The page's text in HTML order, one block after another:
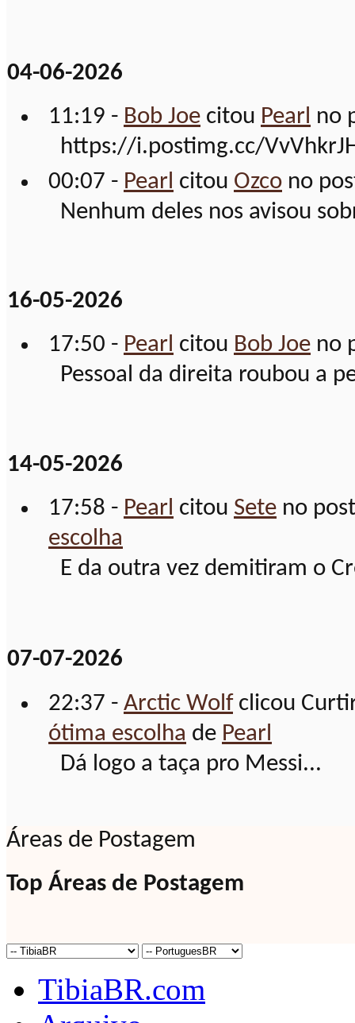
04-06-2026
11:19 - Bob Joe citou Pearl no
https://i.postimg.cc/
00:07 - Pearl citou Ozco no
Nenhum deles nos avisou
16-05-2026
17:50 - Pearl citou Bob Joe no
Pessoal da direita roubou a
14-05-2026
17:58 - Pearl citou Sete no
escolha
E da outra vez demitiram o
07-07-2026
22:37 - Arctic Wolfclicou
ótima escolha de Pearl
Dá logo a taça pro Messi...
Áreas de Postagem
Top Áreas de Postagem
TibiaBR.com